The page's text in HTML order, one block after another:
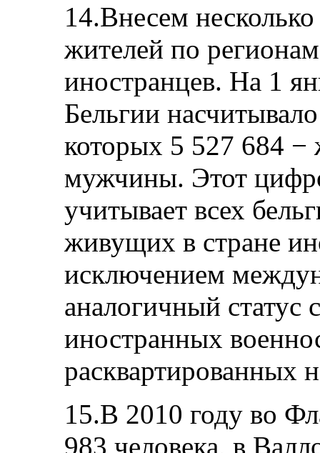
14.Внесем
жителей по
иностранцев. На 1
Бельгии
которых 5 527 684
мужчины. Этот
учитывает всех
живущих в стране
исключением
аналогичный статус
иностранных
расквартированных
15.В 2010 году во
983 человека, в